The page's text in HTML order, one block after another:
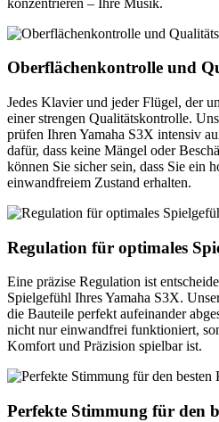
Oberflächenkontrolle und
Jedes Klavier und jeder Flügel, der
einer strengen Qualitätskontrolle.
prüfen Ihren Yamaha S3X intensiv
dafür, dass keine Mängel oder
können Sie sicher sein, dass Sie ein
einwandfreiem Zustand erhalten.
Regulation für optimales
Eine präzise Regulation ist
Spielgefühl Ihres Yamaha S3X.
die Bauteile perfekt aufeinander
nicht nur einwandfrei funktioniert,
Komfort und Präzision spielbar ist.
Perfekte Stimmung für den